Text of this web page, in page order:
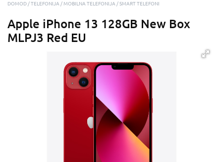
DOMOD TELEFONIJA MOBILNA TELEFONIJA SMART TELEFONI
Apple iPhone 13 128GB New Box
MLPJ3 Red EU